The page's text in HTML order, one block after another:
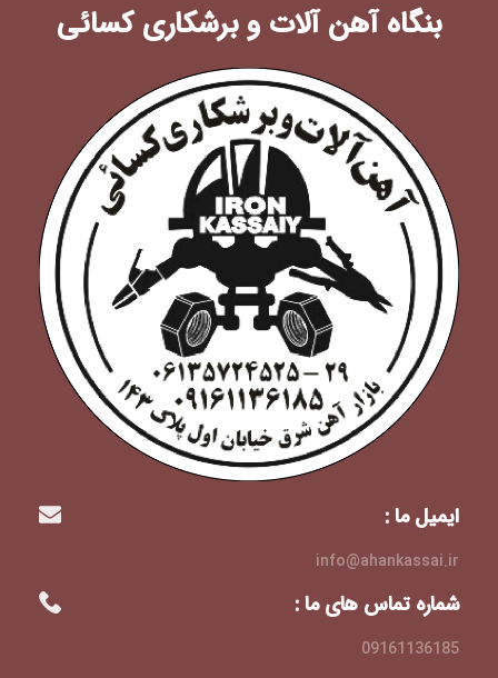
بنگاه آهن آلات و برشکاری کسائی
ایمیل ما :
info@ahankassai.ir
شماره تماس های ما :
09161136185